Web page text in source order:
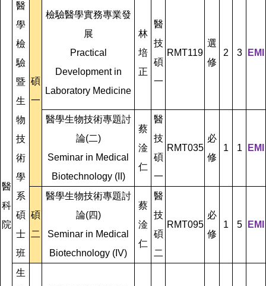
醫
科
院
醫
學
檢
驗
暨
生
物
技
術
學
系
碩
士
班
碩
一
檢驗醫學實務專業發
展
Practical
Development in
Laboratory Medicine
林
培
正
醫
技
碩
一
RMT119
選
修
2 3 EMI
醫學生物技術專題討
論(二)
Seminar in Medical
Biotechnology (II)
蔡
淦
仁
醫
技
碩
一
RMT035
必
修
1 1 EMI
碩
二
醫學生物技術專題討
論(四)
Seminar in Medical
Biotechnology (IV)
蔡
淦
仁
醫
技
碩
二
RMT095
必
修
1 5 EMI
生